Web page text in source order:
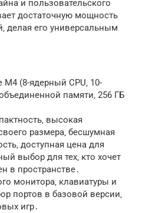
и пользовательского
достаточную мощность
делая его универсальным
(8-ядерный CPU‚ 10-
памяти‚ 256 ГБ
высокая
размера‚ бесшумная
доступная цена для
выбор для тех‚ кто хочет
в пространстве․
монитора‚ клавиатуры и
портов в базовой версии‚
игр․